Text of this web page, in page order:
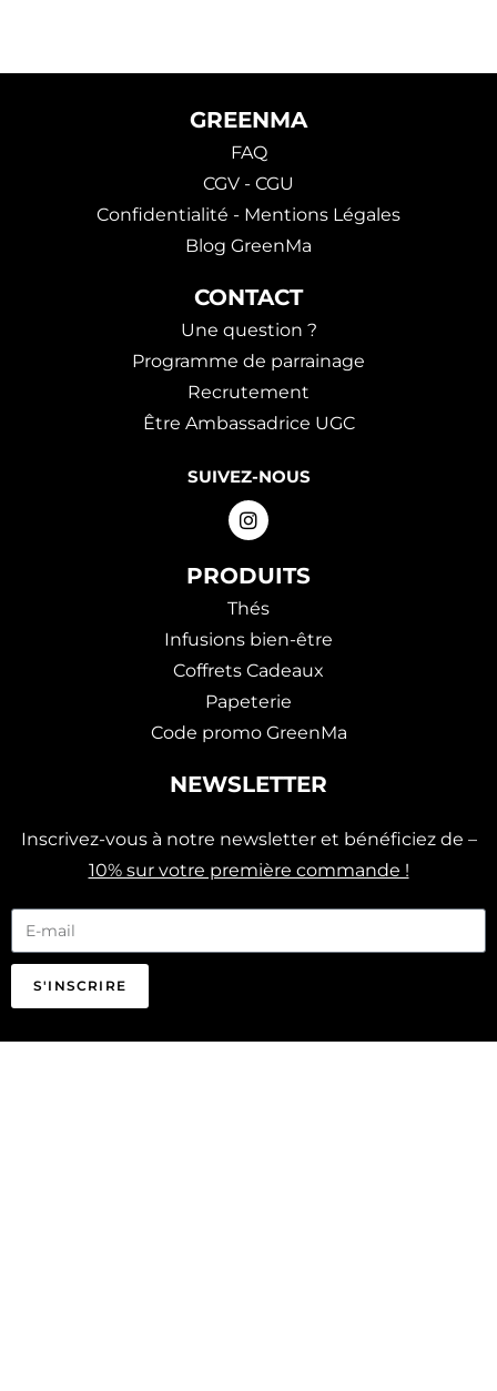
GREENMA
FAQ
CGV - CGU
Confidentialité - Mentions Légales
Blog GreenMa
CONTACT
Une question ?
Programme de parrainage
Recrutement
Être Ambassadrice UGC
SUIVEZ-NOUS
PRODUITS
Thés
Infusions bien-être
Coffrets Cadeaux
Papeterie
Code promo GreenMa
NEWSLETTER
Inscrivez-vous à notre newsletter et bénéficiez de –
10% sur votre première commande !
S'INSCRIRE